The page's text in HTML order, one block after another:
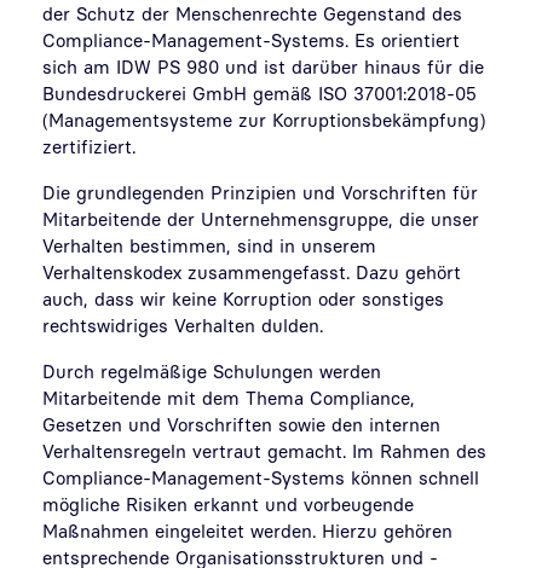
der Schutz der Menschenrechte Gegenstand des
Compliance-Management-Systems. Es orientiert
sich am IDW PS 980 und ist darüber hinaus für die
Bundesdruckerei GmbH gemäß ISO 37001:2018-05
(Managementsysteme zur Korruptionsbekämpfung)
zertifiziert.
Die grundlegenden Prinzipien und Vorschriften für
Mitarbeitende der Unternehmensgruppe, die unser
Verhalten bestimmen, sind in unserem
Verhaltenskodex zusammengefasst. Dazu gehört
auch, dass wir keine Korruption oder sonstiges
rechtswidriges Verhalten dulden.
Durch regelmäßige Schulungen werden
Mitarbeitende mit dem Thema Compliance,
Gesetzen und Vorschriften sowie den internen
Verhaltensregeln vertraut gemacht. Im Rahmen des
Compliance-Management-Systems können schnell
mögliche Risiken erkannt und vorbeugende
Maßnahmen eingeleitet werden. Hierzu gehören
entsprechende Organisationsstrukturen und -